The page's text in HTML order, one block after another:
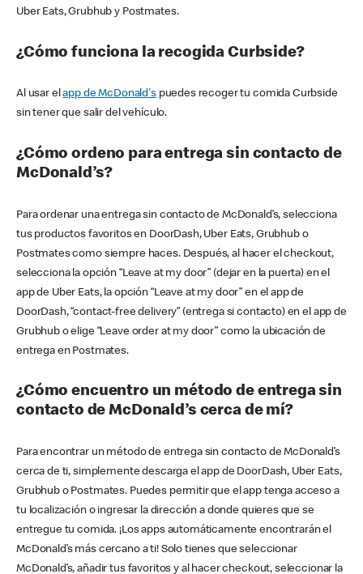
Uber Eats, Grubhub y Postmates.
¿Cómo funciona la recogida Curbside?
Al usar elapp de McDonald'spuedes recoger tu comida Curbside
sin tener que salir del vehículo.
¿Cómo ordeno para entrega sin contacto de
McDonald’s?
Para ordenar una entrega sin contacto de McDonald’s, selecciona
tus productos favoritos en DoorDash, Uber Eats, Grubhub o
Postmates como siempre haces. Después, al hacer el checkout,
selecciona la opción “Leave at my door” (dejar en la puerta) en el
app de Uber Eats, la opción “Leave at my door” en el app de
DoorDash, “contact-free delivery” (entrega si contacto) en el app de
Grubhub o elige “Leave order at my door” como la ubicación de
entrega en Postmates.
¿Cómo encuentro un método de entrega sin
contacto de McDonald’s cerca de mí?
Para encontrar un método de entrega sin contacto de McDonald’s
cerca de ti, simplemente descarga el app de DoorDash, Uber Eats,
Grubhub o Postmates. Puedes permitir que el app tenga acceso a
tu localización o ingresar la dirección a donde quieres que se
entregue tu comida. ¡Los apps automáticamente encontrarán el
McDonald’s más cercano a ti! Solo tienes que seleccionar
McDonald’s, añadir tus favoritos y al hacer checkout, seleccionar la